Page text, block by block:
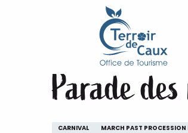
Staying
Sunday 25 october
Parade
CARNIVAL MARCH PAST PROCESSION